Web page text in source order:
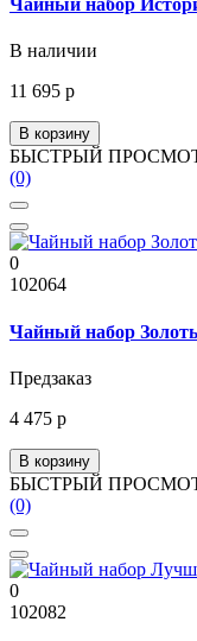
Чайный набор
В наличии
11 695 р
В корзину
БЫСТРЫЙ
(0)
0
102064
Чайный набор
Предзаказ
4 475 р
В корзину
БЫСТРЫЙ
(0)
0
102082